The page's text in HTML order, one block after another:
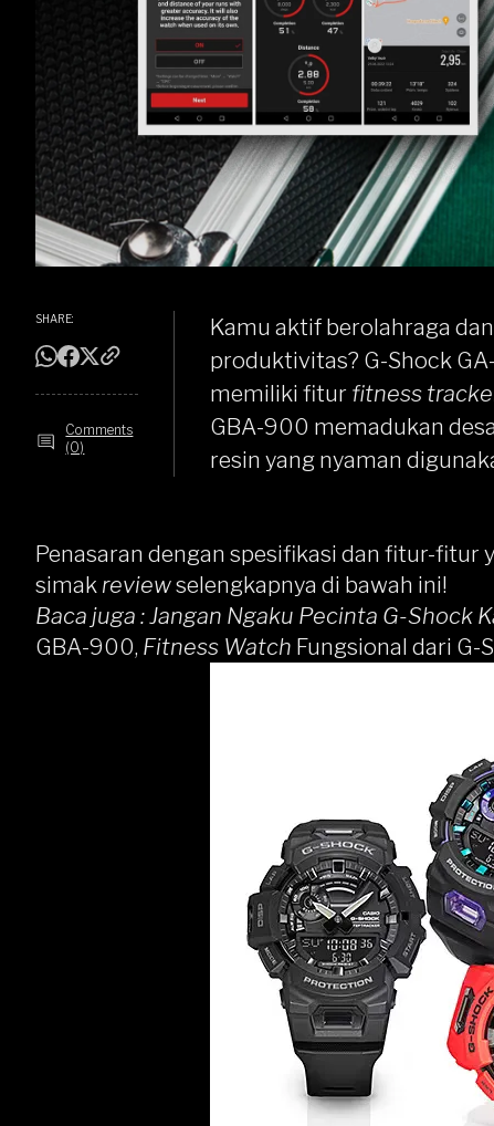
SHARE:
Comments
(0)
Kamu aktif berolahraga
produktivitas? G-Shock
memiliki fitur fitness
GBA-900 memadukan
resin yang nyaman
Penasaran dengan spesifikasi dan fitur-fitur
simak reviewselengkapnya di bawah ini!
Baca juga :Jangan Ngaku Pecinta G-Shock
GBA-900, Fitness Watch Fungsional dari G-